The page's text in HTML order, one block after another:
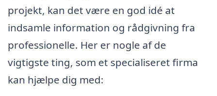
projekt, kan det være en god idé at
indsamle information og rådgivning fra
professionelle. Her er nogle af de
vigtigste ting, som et specialiseret firma
kan hjælpe dig med: